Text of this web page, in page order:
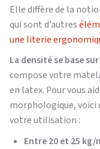
Elle diffère de la
qui sont d’autres
une literie
La densité se base
compose votre
en latex. Pour vous
morphologique, voici
votre utilisation :
Entre 20 et 25 kg/